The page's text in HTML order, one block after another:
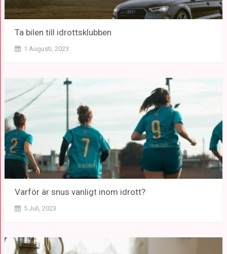
Ta bilen till idrottsklubben
1 Augusti, 2023
Varför är snus vanligt inom idrott?
5 Juli, 2023